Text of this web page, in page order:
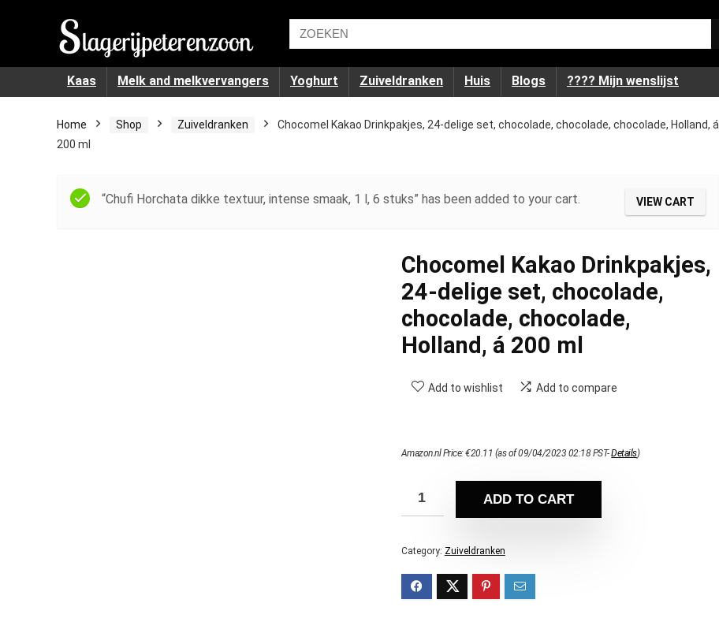
Kaas Melk and melkvervangers Yoghurt Zuiveldranken Huis Blogs ???? Mijn wenslijst
Home Shop Zuiveldranken
Chocomel Kakao Drinkpakjes, 24-delige set, chocolade, chocolade, chocolade, Holland, á
200 ml
“Chufi Horchata dikke textuur, intense smaak, 1 l, 6 stuks” has been added to your cart. VIEW CART
Chocomel Kakao Drinkpakjes,
24-delige set, chocolade,
chocolade, chocolade,
Holland, á 200 ml
Add to wishlist Add to compare
Amazon.nl Price:€20.11 (as of 09/04/2023 02:18 PST-Details)
ADD TO CART
Category: Zuiveldranken